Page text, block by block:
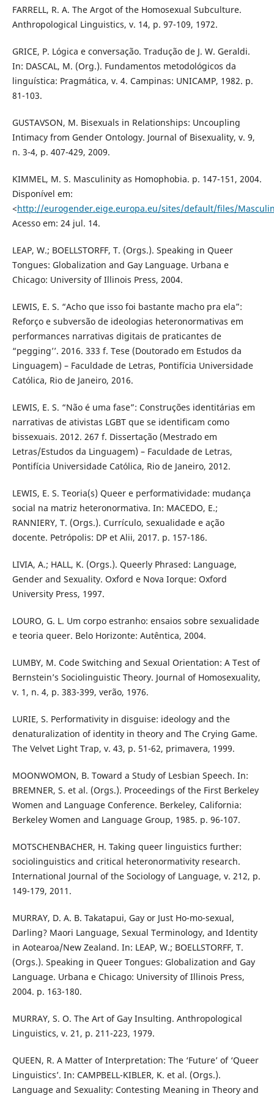
FARRELL, R. A. The Argot of the Homosexual Subculture.
Anthropological Linguistics, v. 14, p. 97-109, 1972.
GRICE, P. Lógica e conversação. Tradução de J. W. Geraldi.
In: DASCAL, M. (Org.). Fundamentos metodológicos da
linguística: Pragmática, v. 4. Campinas: UNICAMP, 1982. p.
81-103.
GUSTAVSON, M. Bisexuals in Relationships: Uncoupling
Intimacy from Gender Ontology. Journal of Bisexuality, v. 9,
n. 3-4, p. 407-429, 2009.
KIMMEL, M. S. Masculinity as Homophobia. p. 147-151, 2004.
Disponível em:
<http://eurogender.eige.europa.eu/sites/default/files/
Acesso em: 24 jul. 14.
LEAP, W.; BOELLSTORFF, T. (Orgs.). Speaking in Queer
Tongues: Globalization and Gay Language. Urbana e
Chicago: University of Illinois Press, 2004.
LEWIS, E. S. “Acho que isso foi bastante macho pra ela”:
Reforço e subversão de ideologias heteronormativas em
performances narrativas digitais de praticantes de
“pegging’’. 2016. 333 f. Tese (Doutorado em Estudos da
Linguagem) – Faculdade de Letras, Pontifícia Universidade
Católica, Rio de Janeiro, 2016.
LEWIS, E. S. “Não é uma fase”: Construções identitárias em
narrativas de ativistas LGBT que se identificam como
bissexuais. 2012. 267 f. Dissertação (Mestrado em
Letras/Estudos da Linguagem) – Faculdade de Letras,
Pontifícia Universidade Católica, Rio de Janeiro, 2012.
LEWIS, E. S. Teoria(s) Queer e performatividade: mudança
social na matriz heteronormativa. In: MACEDO, E.;
RANNIERY, T. (Orgs.). Currículo, sexualidade e ação
docente. Petrópolis: DP et Alii, 2017. p. 157-186.
LIVIA, A.; HALL, K. (Orgs.). Queerly Phrased: Language,
Gender and Sexuality. Oxford e Nova Iorque: Oxford
University Press, 1997.
LOURO, G. L. Um corpo estranho: ensaios sobre sexualidade
e teoria queer. Belo Horizonte: Autêntica, 2004.
LUMBY, M. Code Switching and Sexual Orientation: A Test of
Bernstein’s Sociolinguistic Theory. Journal of Homosexuality,
v. 1, n. 4, p. 383-399, verão, 1976.
LURIE, S. Performativity in disguise: ideology and the
denaturalization of identity in theory and The Crying Game.
The Velvet Light Trap, v. 43, p. 51-62, primavera, 1999.
MOONWOMON, B. Toward a Study of Lesbian Speech. In:
BREMNER, S. et al. (Orgs.). Proceedings of the First Berkeley
Women and Language Conference. Berkeley, California:
Berkeley Women and Language Group, 1985. p. 96-107.
MOTSCHENBACHER, H. Taking queer linguistics further:
sociolinguistics and critical heteronormativity research.
International Journal of the Sociology of Language, v. 212, p.
149-179, 2011.
MURRAY, D. A. B. Takatapui, Gay or Just Ho-mo-sexual,
Darling? Maori Language, Sexual Terminology, and Identity
in Aotearoa/New Zealand. In: LEAP, W.; BOELLSTORFF, T.
(Orgs.). Speaking in Queer Tongues: Globalization and Gay
Language. Urbana e Chicago: University of Illinois Press,
2004. p. 163-180.
MURRAY, S. O. The Art of Gay Insulting. Anthropological
Linguistics, v. 21, p. 211-223, 1979.
QUEEN, R. A Matter of Interpretation: The ‘Future’ of ‘Queer
Linguistics’. In: CAMPBELL-KIBLER, K. et al. (Orgs.).
Language and Sexuality: Contesting Meaning in Theory and